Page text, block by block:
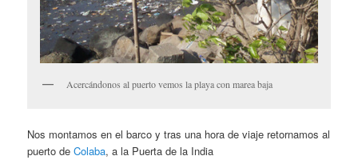
Acercándonos al puerto vemos la playa con marea baja
Nos montamos en el barco y tras una hora de viaje retornamos al
puerto deColaba, a la Puerta de la India